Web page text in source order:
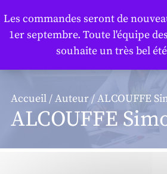
Accueil/Auteur/ ALCOUFFE
ALCOUFFE
Les commandes seront de
1er septembre. Toute l'équipe
souhaite un très bel